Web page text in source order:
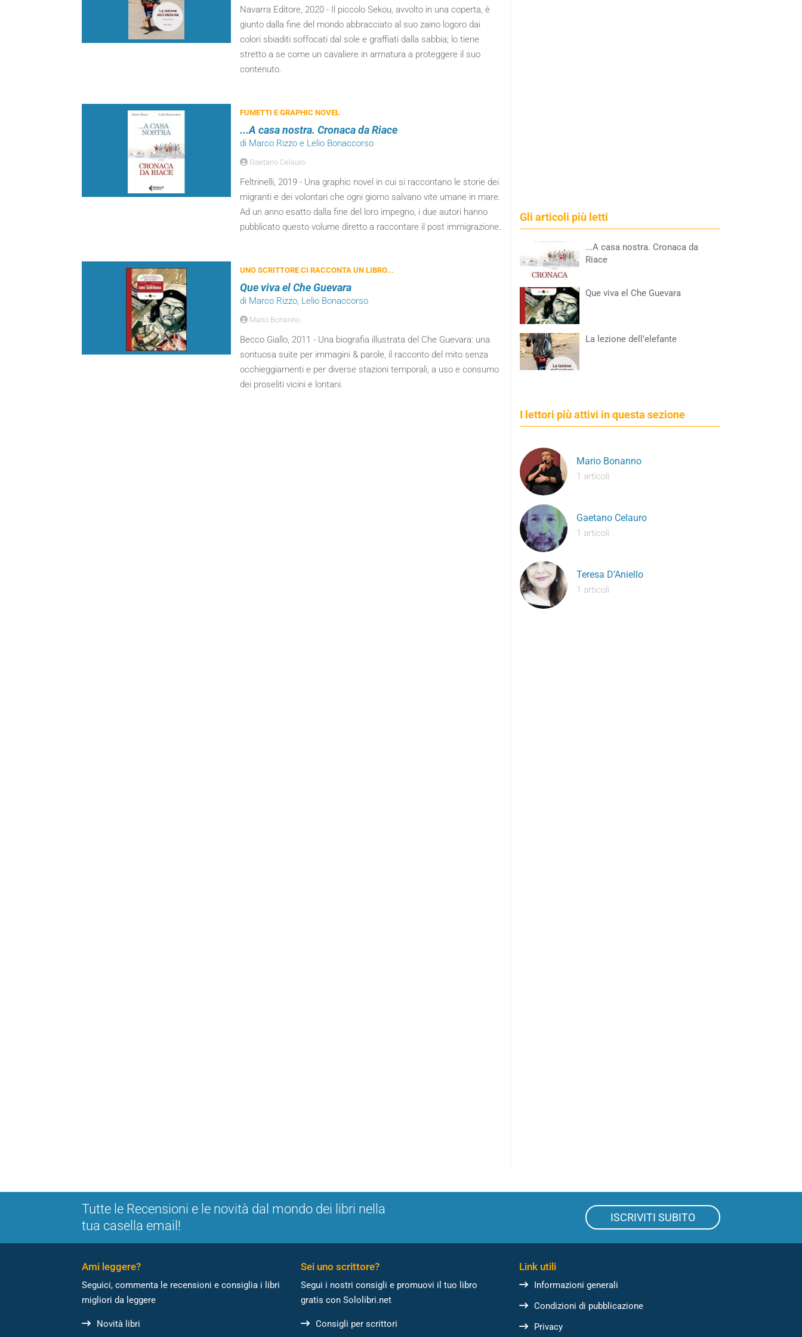
Navarra Editore, 2020 - Il piccolo Sekou, avvolto in una coperta, è
giunto dalla fine del mondo abbracciato al suo zaino logoro dai
colori sbiaditi soffocati dal sole e graffiati dalla sabbia; lo tiene
stretto a se come un cavaliere in armatura a proteggere il suo
contenuto.
FUMETTI E GRAPHIC NOVEL
...A casa nostra. Cronaca da Riace
di Marco Rizzo e Lelio Bonaccorso
Gaetano Celauro
Feltrinelli, 2019 - Una graphic novel in cui si raccontano le storie dei
migranti e dei volontari che ogni giorno salvano vite umane in mare.
Ad un anno esatto dalla fine del loro impegno, i due autori hanno
pubblicato questo volume diretto a raccontare il post immigrazione.
UNO SCRITTORE CI RACCONTA UN LIBRO...
Que viva el Che Guevara
di Marco Rizzo, Lelio Bonaccorso
Mario Bonanno
Becco Giallo, 2011 - Una biografia illustrata del Che Guevara: una
sontuosa suite per immagini & parole, il racconto del mito senza
occhieggiamenti e per diverse stazioni temporali, a uso e consumo
dei proseliti vicini e lontani.
Gli articoli più letti
...A casa nostra. Cronaca da
Riace
Que viva el Che Guevara
La lezione dell’elefante
I lettori più attivi in questa sezione
Mario Bonanno
1 articoli
Gaetano Celauro
1 articoli
Teresa D’Aniello
1 articoli
Tutte le Recensioni e le novità dal mondo dei libri nella
tua casella email!
ISCRIVITI SUBITO
Ami leggere?
Seguici, commenta le recensioni e consiglia i libri
migliori da leggere
Novità libri
Sei uno scrittore?
Segui i nostri consigli e promuovi il tuo libro
gratis con Sololibri.net
Consigli per scrittori
Link utili
Informazioni generali
Condizioni di pubblicazione
Privacy